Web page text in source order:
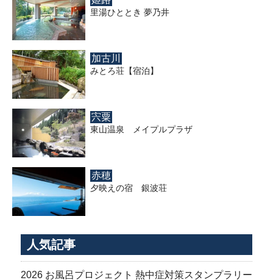
里湯ひととき 夢乃井
加古川
みとろ荘【宿泊】
宍粟
東山温泉 メイプルプラザ
赤穂
夕映えの宿 銀波荘
人気記事
2026 お風呂プロジェクト 熱中症対策スタンプラリー